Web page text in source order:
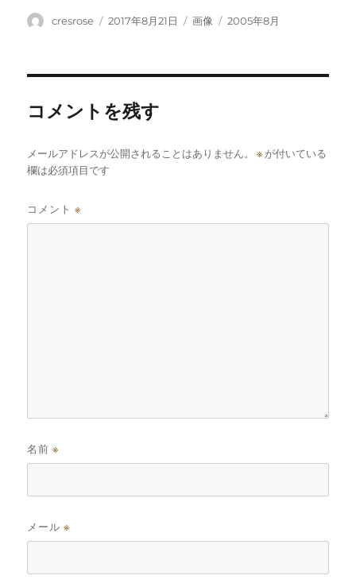
投
cresrose
投
2017年8月21日
フ
画像
カ
2005年8月
コメントを残す
メールアドレスが公開されることはありません。 ※ が付いている
欄は必須項目です
コメント※
名前※
メール※